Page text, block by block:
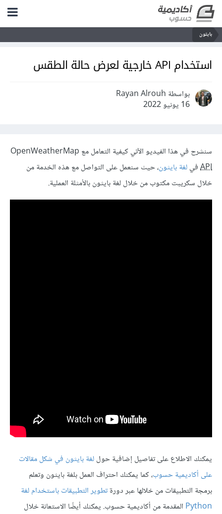
بايثون
استخدام API خارجية لعرض حالة الطقس
بواسطة Rayan Alrouh
16 يونيو 2022
سنشرح في هذا الفيديو الآتي كيفية التعامل مع OpenWeatherMap
APIفيلغة بايثون، حيث سنعمل على التواصل مع هذه الخدمة من
خلال سكريبت مكتوب من خلال لغة بايثون بالأمثلة العملية.
يمكنك الاطلاع على تفاصيل إضافية حوللغة بايثون في شكل مقالات
على أكاديمية حسوب، كما يمكنك احتراف العمل بلغة بايثون وتعلم
برمجة التطبيقات من خلالها عبر دورةتطوير التطبيقات باستخدام لغة
Python المقدمة من أكاديمية حسوب. يمكنك أيضًا الاستعانة خلال